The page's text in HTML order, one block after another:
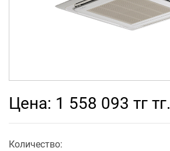
Цена: 1 558 093 тг тг.
Количество: